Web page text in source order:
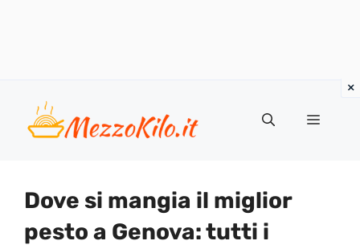
contenuto
Menu
Dove si mangia il miglior
pesto a Genova: tutti i